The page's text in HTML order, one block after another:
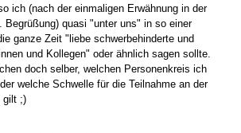
ich (nach der einmaligen Erwähnung in der
Begrüßung) quasi "unter uns" in so einer
ganze Zeit "liebe schwerbehinderte und
und Kollegen" oder ähnlich sagen sollte.
doch selber, welchen Personenkreis ich
welche Schwelle für die Teilnahme an der
gilt ;)